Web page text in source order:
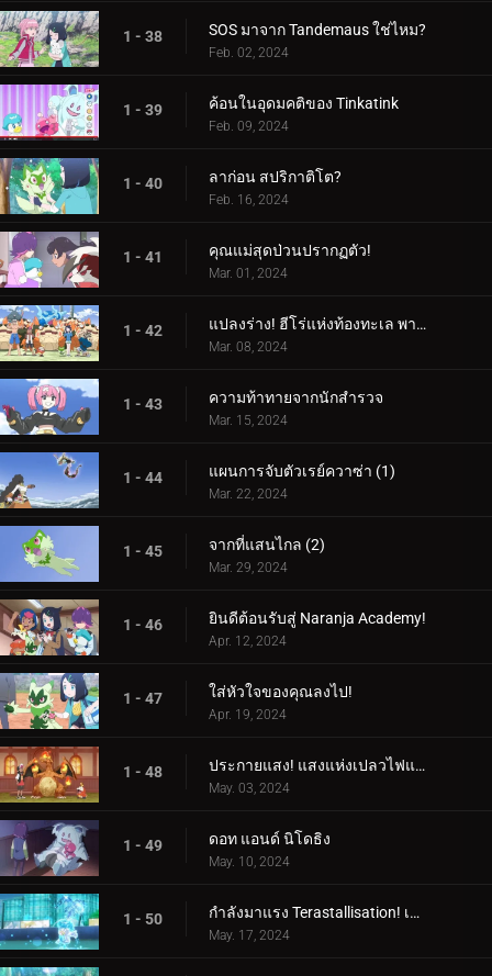
1 - 38 SOS มาจาก Tandemaus ใช่ไหม?
Feb. 02, 2024
1 - 39 ค้อนในอุดมคติของ Tinkatink
Feb. 09, 2024
1 - 40 ลาก่อน สปริกาติโต?
Feb. 16, 2024
1 - 41 คุณแม่สุดป่วนปรากฏตัว!
Mar. 01, 2024
1 - 42 แปลงร่าง! ฮีโร่แห่งท้องทะเล พาลาฟิน
Mar. 08, 2024
1 - 43 ความท้าทายจากนักสำรวจ
Mar. 15, 2024
1 - 44 แผนการจับตัวเรย์ควาซ่า (1)
Mar. 22, 2024
1 - 45 จากที่แสนไกล (2)
Mar. 29, 2024
1 - 46 ยินดีต้อนรับสู่ Naranja Academy!
Apr. 12, 2024
1 - 47 ใส่หัวใจของคุณลงไป!
Apr. 19, 2024
1 - 48 ประกายแสง! แสงแห่งเปลวไฟและศิลปะ!
May. 03, 2024
1 - 49 ดอท แอนด์ นิโดธิง
May. 10, 2024
1 - 50 กำลังมาแรง Terastallisation! เต้น เต้น Quaxly!
May. 17, 2024